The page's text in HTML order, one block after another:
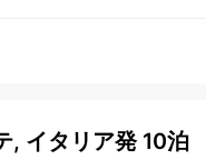
, イタリア発 10泊